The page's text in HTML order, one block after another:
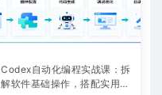
Codex自动化编程实战课：拆
解软件基础操作，搭配实用插